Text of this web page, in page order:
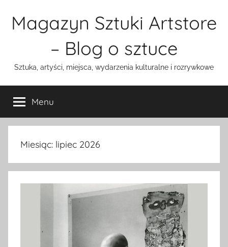
Magazyn Sztuki Artstore
– Blog o sztuce
Sztuka, artyści, miejsca, wydarzenia kulturalne i rozrywkowe
Menu
Miesiąc: lipiec 2026